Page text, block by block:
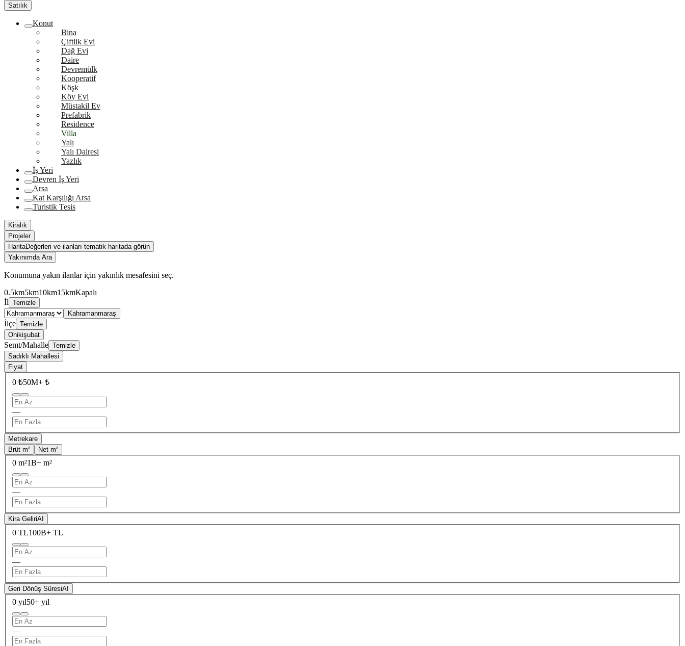
Satılık
Konut
Bina
Çiftlik Evi
Dağ Evi
Daire
Devremülk
Kooperatif
Köşk
Köy Evi
Müstakil Ev
Prefabrik
Residence
Villa
Yalı
Yalı Dairesi
Yazlık
İş Yeri
Devren İş Yeri
Arsa
Kat Karşılığı Arsa
Turistik Tesis
Kiralık
Projeler
HaritaDeğerleri ve ilanları tematik haritada görün
Yakınımda Ara
Konumuna yakın ilanlar için yakınlık mesafesini seç.
0.5km5km10km15kmKapalı
İl Temizle
Kahramanmaraş
İlçe Temizle
Onikişubat
Semt/Mahalle Temizle
Sadıklı Mahallesi
Fiyat
0 ₺50M+ ₺
—
Metrekare
Brüt m²
Net m²
0 m²1B+ m²
—
Kira GeliriAI
0 TL100B+ TL
—
Geri Dönüş SüresiAI
0 yıl50+ yıl
—